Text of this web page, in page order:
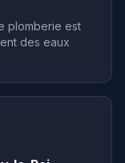
plomberie est
des eaux